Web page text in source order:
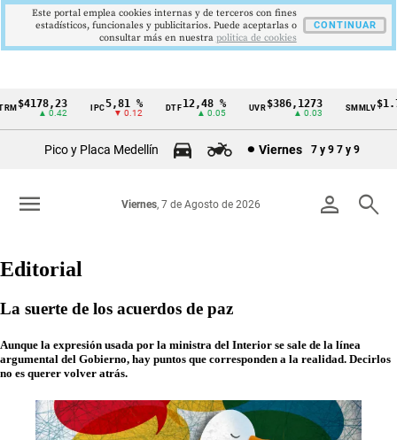
Cintillo
Colombia
▲ 0.42
5,81 %
▼ 0.12
12,48 %
▲ 0.05
$386,1273
▲ 0.03
SMMLV
Pico y Placa Medellín Viernes 7 y 9 7 y 9
person search
Viernes, 7 de Agosto de 2026
menu
Editorial
La suerte de los acuerdos de paz
Aunque la expresión usada por la ministra del Interior se sale de la línea
argumental del Gobierno, hay puntos que corresponden a la realidad. Decirlos
no es querer volver atrás.
Este portal emplea cookies internas y de terceros con fines
estadísticos, funcionales y publicitarios. Puede aceptarlas o
consultar más en nuestra politica de cookies
CONTINUAR